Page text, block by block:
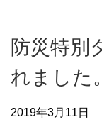
防災特別
れました。
2019年3月11日